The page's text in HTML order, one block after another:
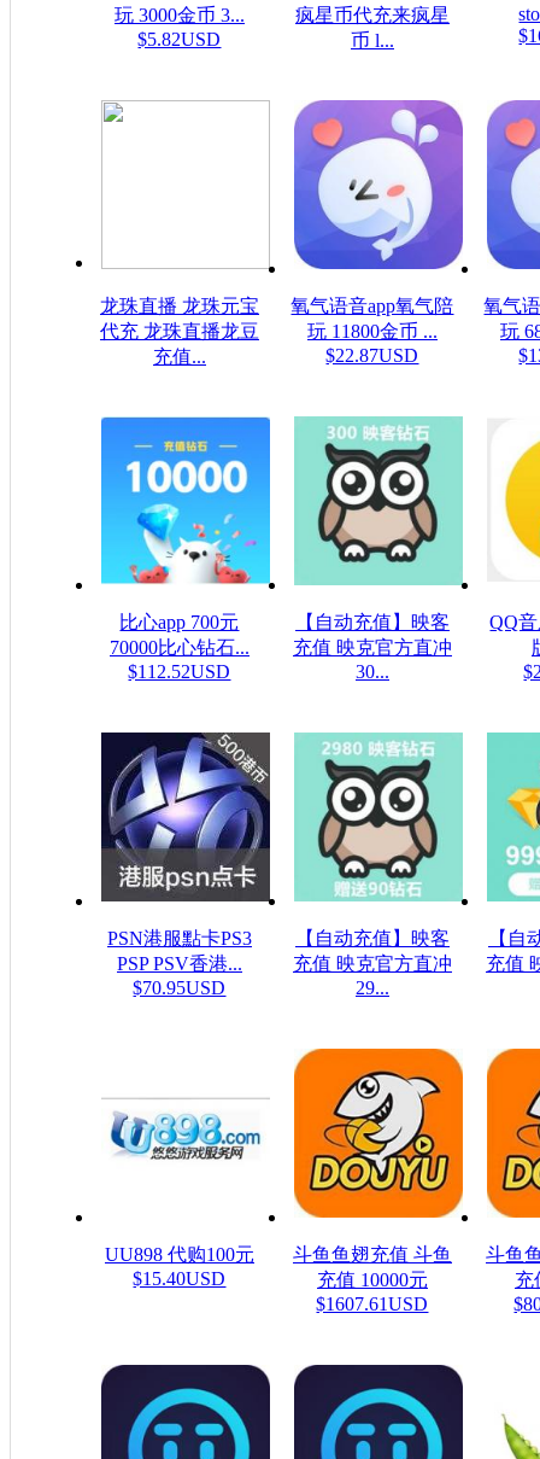
玩 3000金币 3...
$5.82USD
疯星币代充来疯星
币 l...
龙珠直播 龙珠元宝
代充 龙珠直播龙豆
充值...
氧气语音app氧气陪
玩 11800金币 ...
$22.87USD
氧气
玩
比心app 700元
70000比心钻石...
$112.52USD
【自动充值】映客
充值 映克官方直冲
30...
QQ
PSN港服點卡PS3
PSP PSV香港...
$70.95USD
【自动充值】映客
充值 映克官方直冲
29...
【自
充值
UU898 代购100元
$15.40USD
斗鱼鱼翅充值 斗鱼
充值 10000元
$1607.61USD
斗鱼
充